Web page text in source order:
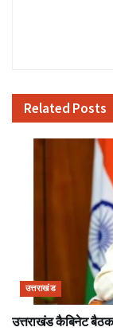
Related Posts
उत्तराखंड
उत्तराखंड कैबिनेट